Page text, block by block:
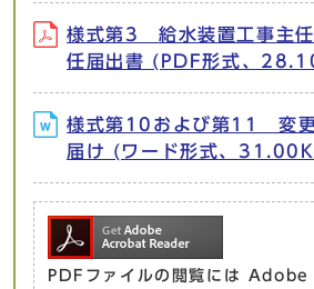
様式第3 給水装置工事主任
任届出書 (PDF形式、
様式第10および第11 変更
届け (ワード形式、
PDFファイルの閲覧には